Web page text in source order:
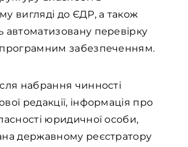
вигляді до ЄДР, а також
автоматизовану перевірку
програмним забезпеченням.
набрання чинності
редакції, інформація про
юридичної особи,
державному реєстратору